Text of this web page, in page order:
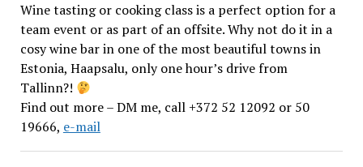
Wine tasting or cooking class is a perfect option for a
team event or as part of an offsite. Why not do it in a
cosy wine bar in one of the most beautiful towns in
Estonia, Haapsalu, only one hour’s drive from
Tallinn?!
Find out more – DM me, call +372 52 12092 or 50
19666, e-mail